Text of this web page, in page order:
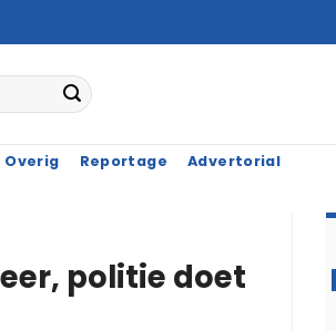
Overig Reportage Advertorial
politie doet